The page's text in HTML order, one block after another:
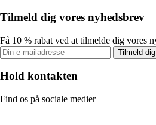
Tilmeld dig vores nyhedsbrev
Få 10 % rabat ved at tilmelde dig vores
Tilmeld dig
Hold kontakten
Find os på sociale medier